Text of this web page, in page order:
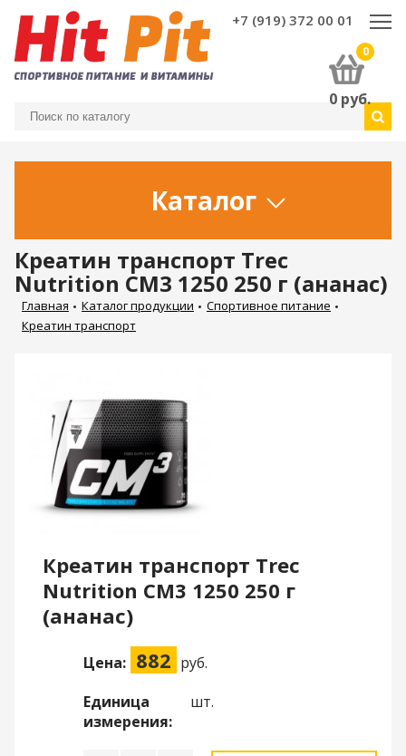
0
0 руб.
+7 (919) 372 00 01
Каталог
Креатин транспорт Trec
Nutrition CM3 1250 250 г (ананас)
Главная Каталог продукции
Спортивное питание
Креатин транспорт
Креатин транспорт Trec
Nutrition CM3 1250 250 г
(ананас)
Цена: 882 руб.
Единица
измерения:
шт.